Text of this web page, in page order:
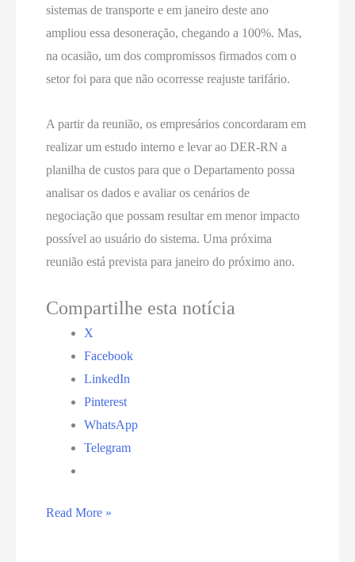
sistemas de transporte e em janeiro deste ano
ampliou essa desoneração, chegando a 100%. Mas,
na ocasião, um dos compromissos firmados com o
setor foi para que não ocorresse reajuste tarifário.
A partir da reunião, os empresários concordaram em
realizar um estudo interno e levar ao DER-RN a
planilha de custos para que o Departamento possa
analisar os dados e avaliar os cenários de
negociação que possam resultar em menor impacto
possível ao usuário do sistema. Uma próxima
reunião está prevista para janeiro do próximo ano.
Compartilhe esta notícia
X
Facebook
LinkedIn
Pinterest
WhatsApp
Telegram
Isenção
Read More »